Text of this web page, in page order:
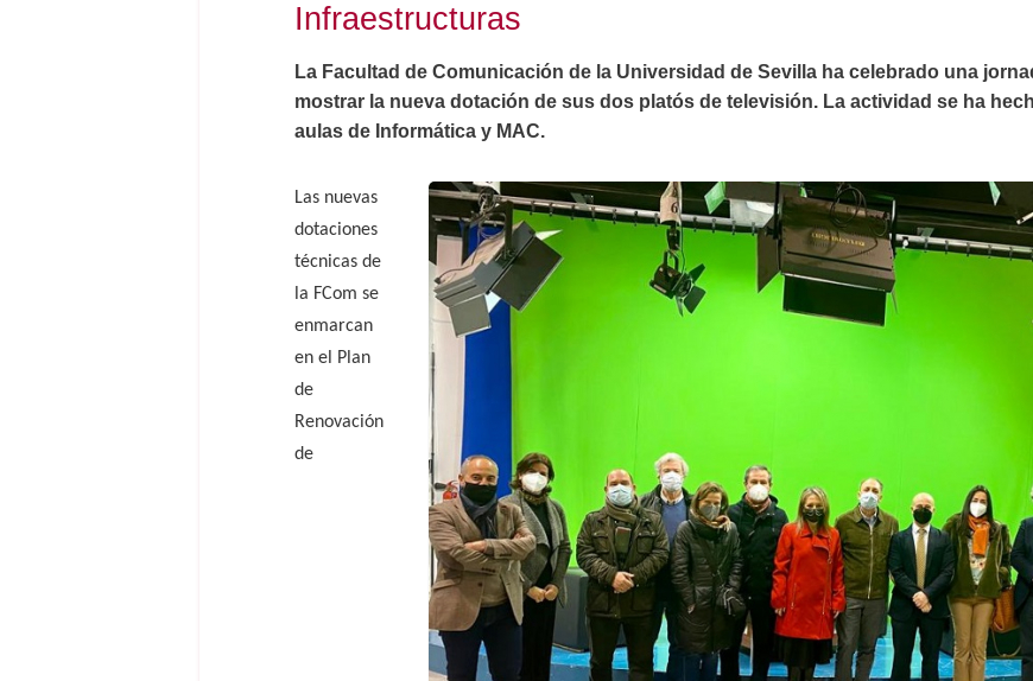
Infraestructuras
La Facultad de Comunicación de la Universidad de Sevilla ha celebrado una
mostrar la nueva dotación de sus dos platós de televisión. La actividad se ha
aulas de Informática y MAC.
Las nuevas
dotaciones
técnicas de
la FCom se
enmarcan
en el Plan
de
Renovación
de